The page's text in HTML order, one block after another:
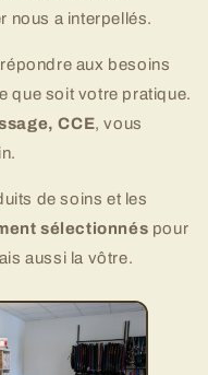
nous a interpellés.
aux besoins
que soit votre pratique.
CCE, vous
de soins et les
sélectionnés pour
aussi la vôtre.